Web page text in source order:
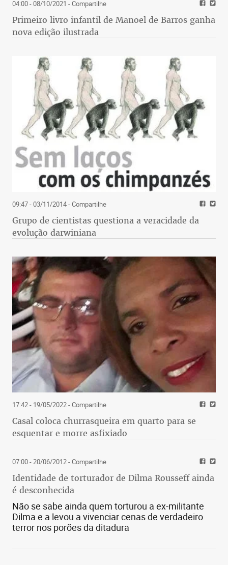
04:00 - 08/10/2021 - Compartilhe
Primeiro livro infantil de Manoel de Barros ganha
nova edição ilustrada
09:47 - 03/11/2014- Compartilhe
Grupo de cientistas questiona a veracidade da
evolução darwiniana
17:42 - 19/05/2022- Compartilhe
Casal coloca churrasqueira em quarto para se
esquentar e morre asfixiado
07:00 - 20/06/2012- Compartilhe
Identidade de torturador de Dilma Rousseff ainda
é desconhecida
Não se sabe ainda quem torturou a ex-militante
Dilma e a levou a vivenciar cenas de verdadeiro
terror nos porões da ditadura